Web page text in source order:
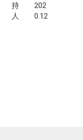
持
人
202
0.12